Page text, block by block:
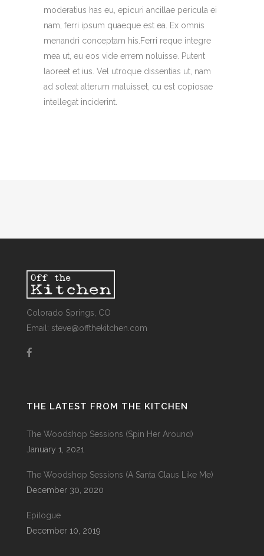
moderatius has eu, epicuri ancillae pericula ei
nam, ferri ipsum quaeque est ea. Ex omnis
menandri conceptam his.Ferri reque integre
mea ut, eu eos vide errem noluisse. Putent
laoreet et ius. Vel utroque dissentias ut, nam
ad soleat alterum maluisset, cu est copiosae
intellegat inciderint.
Colorado Springs, CO
Email: steve@offthekitchen.com
THE LATEST FROM THE KITCHEN
The Woodshop Sessions (Spin Her Around)
January 1, 2021
The Woodshop Sessions (A Santa Claus Like Me)
December 30, 2020
Epilogue
December 10, 2019